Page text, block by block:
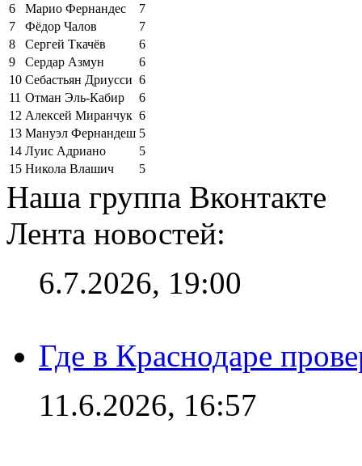
6
Марио Фернандес
7
7
Фёдор Чалов
7
8
Сергей Ткачёв
6
9
Сердар Азмун
6
10 Себастьян Дриусси 6
11 Отман Эль-Кабир
6
12 Алексей Миранчук 6
13 Мануэл Фернандеш 5
14 Луис Адриано
5
15 Никола Влашич 5
Наша группа Вконтакте
Лента новостей:
6.7.2026, 19:00
Где в Краснодаре
11.6.2026, 16:57